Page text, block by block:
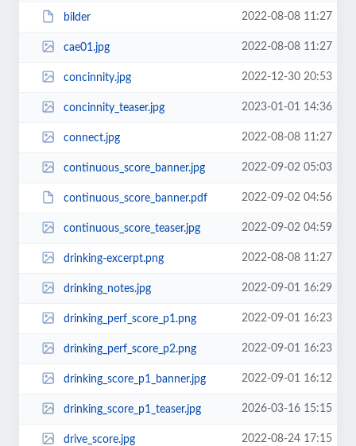
bilder 2022-08-08 11:27
cae01.jpg 2022-08-08 11:27
concinnity.jpg 2022-12-30 20:53
concinnity_teaser.jpg 2023-01-01 14:36
connect.jpg 2022-08-08 11:27
continuous_score_banner.jpg 2022-09-02 05:03
continuous_score_banner.pdf 2022-09-02 04:56
continuous_score_teaser.jpg 2022-09-02 04:59
drinking-excerpt.png 2022-08-08 11:27
drinking_notes.jpg 2022-09-01 16:29
drinking_perf_score_p1.png 2022-09-01 16:23
drinking_perf_score_p2.png 2022-09-01 16:23
drinking_score_p1_banner.jpg 2022-09-01 16:12
drinking_score_p1_teaser.jpg 2026-03-16 15:15
drive_score.jpg 2022-08-24 17:15